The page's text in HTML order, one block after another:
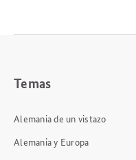
Temas
Alemania de un vistazo
Alemania y Europa